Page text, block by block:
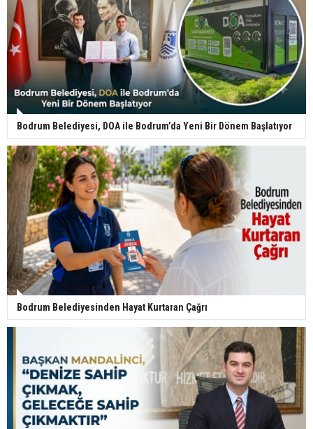
Bodrum Belediyesi, DOA ile Bodrum’da Yeni Bir Dönem Başlatıyor
Bodrum Belediyesinden Hayat Kurtaran Çağrı